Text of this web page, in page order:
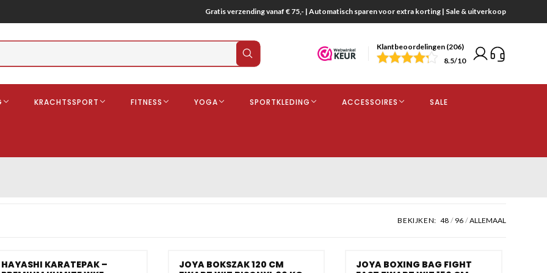
Gratis verzending vanaf € 75,- | Automatisch sparen voor extra korting | Sale & uitverkoop
Klantbeoordelingen (206)
8.5/10
KRACHTSSPORT FITNESS YOGA SPORTKLEDING ACCESSOIRES SALE
BEKIJKEN: 48 96 ALLEMAAL
HAYASHI KARATEPAK –
JOYA BOKSZAK 120 CM
JOYA BOXING BAG FIGHT